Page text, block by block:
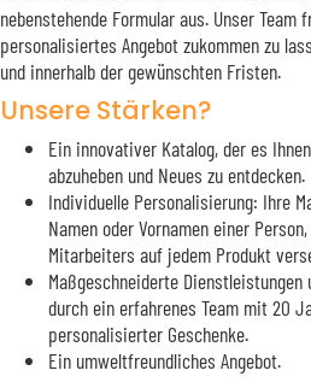
nebenstehende Formular aus. Unser
personalisiertes Angebot zukommen zu
und innerhalb der gewünschten Fristen.
Unsere Stärken?
Ein innovativer Katalog, der es
abzuheben und Neues zu entdecken.
Individuelle Personalisierung: Ihre
Namen oder Vornamen einer
Mitarbeiters auf jedem Produkt
Maßgeschneiderte
durch ein erfahrenes Team mit 20
personalisierter Geschenke.
Ein umweltfreundliches Angebot.